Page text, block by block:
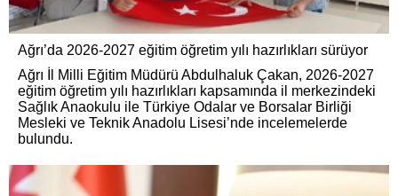
Ağrı’da 2026-2027 eğitim öğretim yılı hazırlıkları sürüyor
Ağrı İl Milli Eğitim Müdürü Abdulhaluk Çakan, 2026-2027
eğitim öğretim yılı hazırlıkları kapsamında il merkezindeki
Sağlık Anaokulu ile Türkiye Odalar ve Borsalar Birliği
Mesleki ve Teknik Anadolu Lisesi’nde incelemelerde
bulundu.